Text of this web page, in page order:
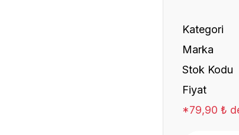
Kategori
Marka
Stok Kodu
Fiyat
*79,90 ₺